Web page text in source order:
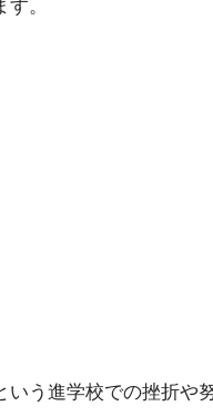
。
いう進学校での挫折や